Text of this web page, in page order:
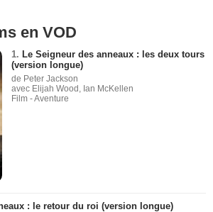
en VOD
1. Le Seigneur des anneaux : les deux tours
(version longue)
de Peter Jackson
avec Elijah Wood, Ian McKellen
Film - Aventure
: le retour du roi (version longue)